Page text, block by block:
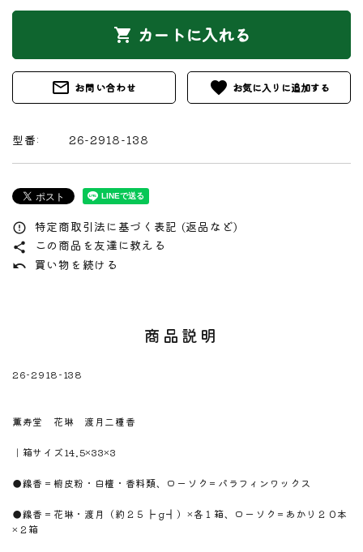
shopping_cart カートに入れる
mail_outline お問い合わせ favorite
型番: 26-2918-138
error_outline 特定商取引法に基づく表記 (返品など)
share この商品を友達に教える
undo 買い物を続ける
商品説明
26-2918-138
薫寿堂 花琳 渡月二種香
｜箱サイズ14.5×33×3
●線香＝椨皮粉・白檀・香料類、ローソク＝パラフィンワックス
●線香＝花琳・渡月（約２５┣ｇ┫）×各１箱、ローソク＝あかり２０本
×２箱